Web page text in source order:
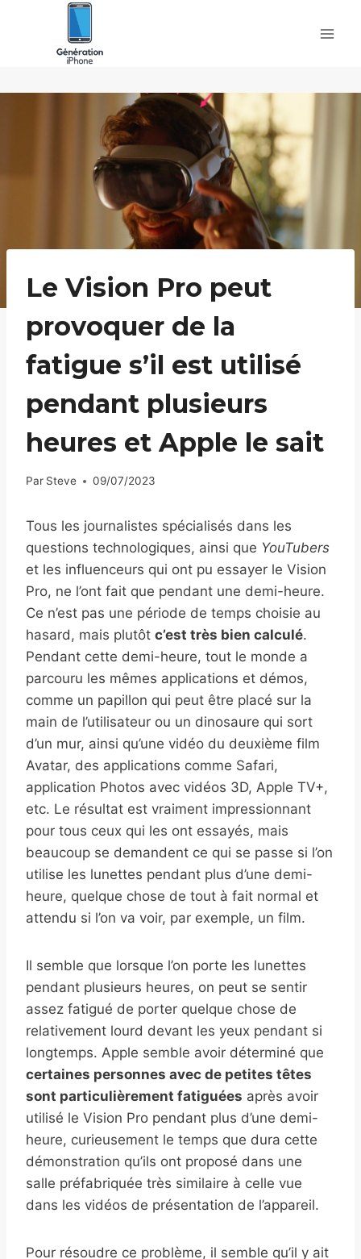
Le Vision Pro peut
provoquer de la
fatigue s’il est utilisé
pendant plusieurs
heures et Apple le sait
Par Steve 09/07/2023
Tous les journalistes spécialisés dans les
questions technologiques, ainsi que YouTubers
et les influenceurs qui ont pu essayer le Vision
Pro, ne l’ont fait que pendant une demi-heure.
Ce n’est pas une période de temps choisie au
hasard, mais plutôt c’est très bien calculé.
Pendant cette demi-heure, tout le monde a
parcouru les mêmes applications et démos,
comme un papillon qui peut être placé sur la
main de l’utilisateur ou un dinosaure qui sort
d’un mur, ainsi qu’une vidéo du deuxième film
Avatar, des applications comme Safari,
application Photos avec vidéos 3D, Apple TV+,
etc. Le résultat est vraiment impressionnant
pour tous ceux qui les ont essayés, mais
beaucoup se demandent ce qui se passe si l’on
utilise les lunettes pendant plus d’une demi-
heure, quelque chose de tout à fait normal et
attendu si l’on va voir, par exemple, un film.
Il semble que lorsque l’on porte les lunettes
pendant plusieurs heures, on peut se sentir
assez fatigué de porter quelque chose de
relativement lourd devant les yeux pendant si
longtemps. Apple semble avoir déterminé que
certaines personnes avec de petites têtes
sont particulièrement fatiguées après avoir
utilisé le Vision Pro pendant plus d’une demi-
heure, curieusement le temps que dura cette
démonstration qu’ils ont proposé dans une
salle préfabriquée très similaire à celle vue
dans les vidéos de présentation de l’appareil.
Pour résoudre ce problème, il semble qu’il y ait